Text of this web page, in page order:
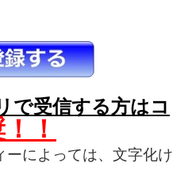
受信する方はコ
！
ーによっては、文字化け